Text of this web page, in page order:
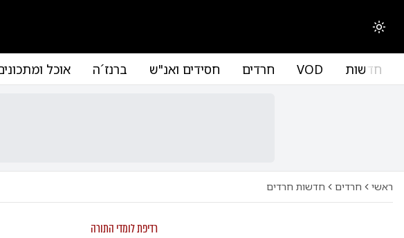
החלפת מצב תצוגה
חדשות VOD חרדים חסידים ואנ"ש ברנז´ה אוכל
ראשי חרדים חדשות חרדים
רדיפת לומדי התורה